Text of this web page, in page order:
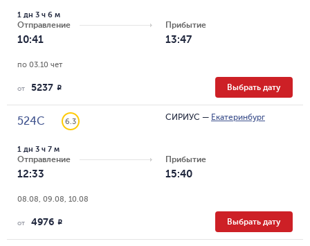
Отправление
10:41
1 дн 3 ч 6 м
Прибытие
13:47
по 03.10 чет
от 5237 R Выбрать дату
524С 6.3 СИРИУС — Екатеринбург
Отправление
12:33
1 дн 3 ч 7 м
Прибытие
15:40
08.08, 09.08, 10.08
от 4976 R Выбрать дату